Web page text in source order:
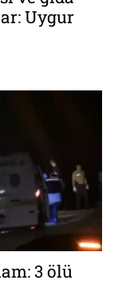
Uygur
3 ölü